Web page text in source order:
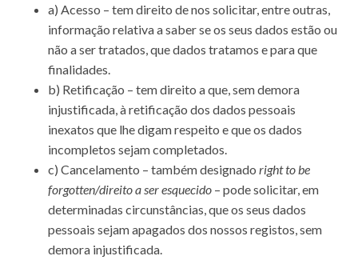
a) Acesso – tem direito de nos solicitar, entre outras,
informação relativa a saber se os seus dados estão ou
não a ser tratados, que dados tratamos e para que
finalidades.
b) Retificação – tem direito a que, sem demora
injustificada, à retificação dos dados pessoais
inexatos que lhe digam respeito e que os dados
incompletos sejam completados.
c) Cancelamento – também designado right to be
forgotten/direito a ser esquecido – pode solicitar, em
determinadas circunstâncias, que os seus dados
pessoais sejam apagados dos nossos registos, sem
demora injustificada.